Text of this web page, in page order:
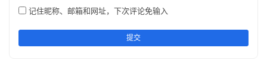
记住昵称、邮箱和网址，下次评论免输入
提交